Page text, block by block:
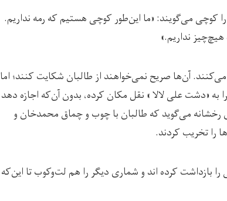
می‌گویند: «ما این‌طور کوچی هستیم که رمه نداریم.
آن‌ها صریح نمی‌خواهند از طالبان شکایت کنند؛ اما
به «دشت علی لالا » نقل مکان کرده، بدون آن‌که اجازه دهد
می‌گوید که طالبان با چوب و چماق محمدخان و
را تخریب کردند.
مردان جوگی را بازداشت کرده ‌اند و شماری دیگر را هم لت‌وکوب تا این‌که